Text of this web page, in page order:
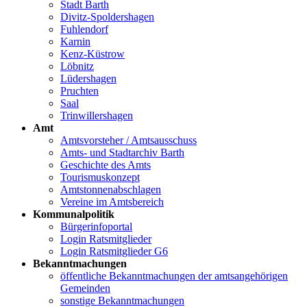
Stadt Barth
Divitz-Spoldershagen
Fuhlendorf
Karnin
Kenz-Küstrow
Löbnitz
Lüdershagen
Pruchten
Saal
Trinwillershagen
Amt
Amtsvorsteher / Amtsausschuss
Amts- und Stadtarchiv Barth
Geschichte des Amts
Tourismuskonzept
Amtstonnenabschlagen
Vereine im Amtsbereich
Kommunalpolitik
Bürgerinfoportal
Login Ratsmitglieder
Login Ratsmitglieder G6
Bekanntmachungen
öffentliche Bekanntmachungen der amtsangehörigen
Gemeinden
sonstige Bekanntmachungen